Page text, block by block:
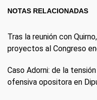
NOTAS RELACIONADAS
Tras la reunión con
proyectos al Congreso
Caso Adorni: de la
ofensiva opositora en